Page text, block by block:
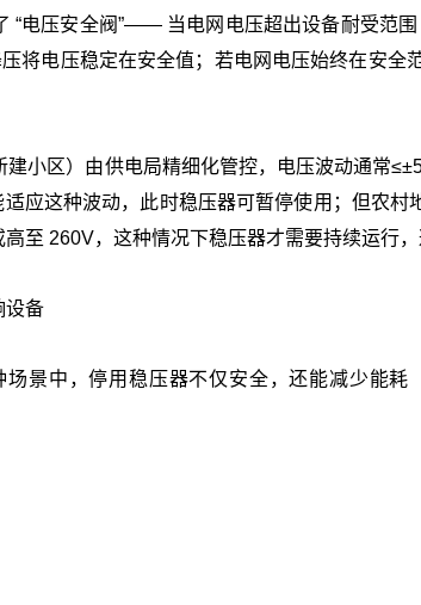
“电压安全阀”—— 当电网电压超出设备耐受范
将电压稳定在安全值；若电网电压始终在安全
小区）由供电局精细化管控，电压波动通常
应这种波动，此时稳压器可暂停使用；但农村
至 260V，这种情况下稳压器才需要持续运行
设备
景中，停用稳压器不仅安全，还能减少能耗